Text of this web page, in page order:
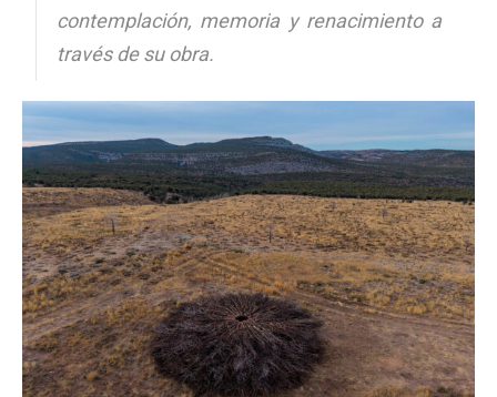
contemplación, memoria y renacimiento a
través de su obra.